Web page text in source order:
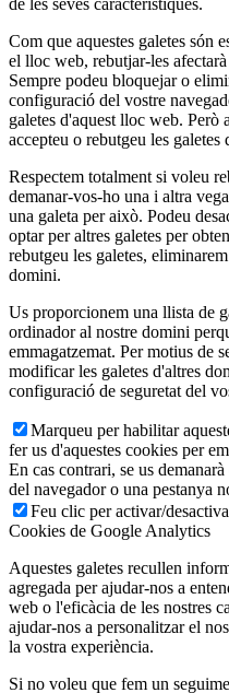
de les seves característiques.
Com que aquestes galetes són
el lloc web, rebutjar-les
Sempre podeu bloquejar o
configuració del vostre
galetes d'aquest lloc web. Però
accepteu o rebutgeu les
Respectem totalment si voleu
demanar-vos-ho una i altra
una galeta per això. Podeu
optar per altres galetes per
rebutgeu les galetes,
domini.
Us proporcionem una llista de
ordinador al nostre domini
emmagatzemat. Per motius de
modificar les galetes d'altres
configuració de seguretat del
Marqueu per habilitar
fer us d'aquestes cookies per
En cas contrari, se us
del navegador o una pestanya
Feu clic per activar/
Cookies de Google Analytics
Aquestes galetes recullen
agregada per ajudar-nos a
web o l'eficàcia de les nostres
ajudar-nos a personalitzar el
la vostra experiència.
Si no voleu que fem un